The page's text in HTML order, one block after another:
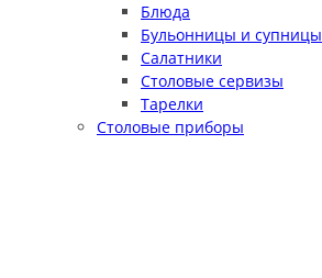
Блюда
Бульонницы и супницы
Салатники
Столовые сервизы
Тарелки
Столовые приборы